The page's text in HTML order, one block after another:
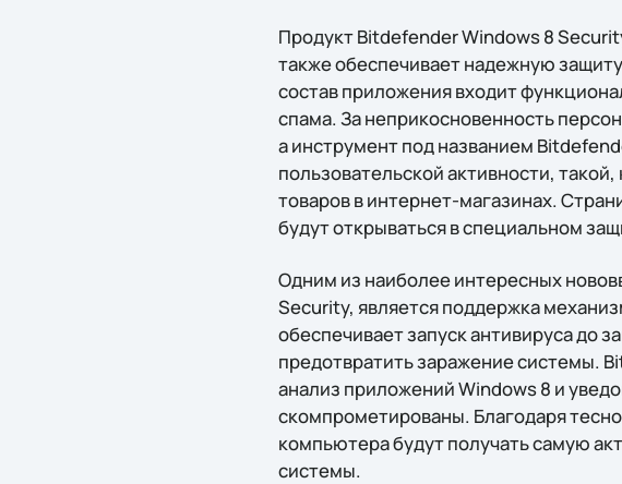
Продукт Bitdefender Windows 8
также обеспечивает надежную
состав приложения входит
спама. За неприкосновенность
а инструмент под названием
пользовательской активности,
товаров в интернет-магазинах.
будут открываться в специальном
Одним из наиболее интересных
Security, является поддержка
обеспечивает запуск антивируса до
предотвратить заражение системы.
анализ приложений Windows 8 и
скомпрометированы. Благодаря
компьютера будут получать самую
системы.